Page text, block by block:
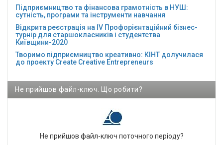
Підприємництво та фінансова грамотність в НУШ:
сутність, програми та інструменти навчання
Відкрита реєстрація на ІV Профорієнтаційний бізнес-
турнір для старшокласників і студентства
Київщини-2020
Творимо підприємництво креативно: КІНТ долучилася
до проекту Сreate Creative Entrepreneurs
Не прийшов файл-ключ. Що робити?
Не прийшов файл-ключ поточного періоду?